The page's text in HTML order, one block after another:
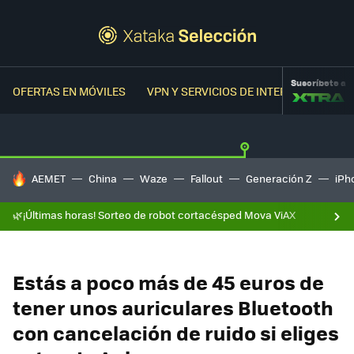
OFERTAS EN MÓVILES VPN Y SERVICIOS DE INTERNETSuscríbete a
HOY SE HABLA DE
AEMET China Waze Fallout Generación Z
🌿¡Últimas horas! Sorteo de robot cortacésped Mova ViAX
Estás a poco más de 45 euros de
tener unos auriculares Bluetooth
con cancelación de ruido si eliges